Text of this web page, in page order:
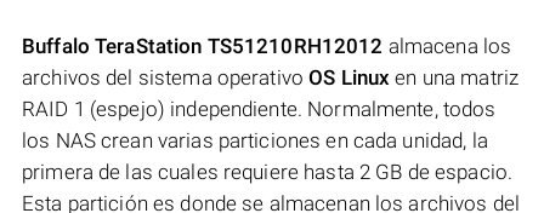
Buffalo TeraStation TS51210RH12012 almacena los
archivos del sistema operativoOS Linux en una matriz
RAID 1 (espejo) independiente. Normalmente, todos
los NAS crean varias particiones en cada unidad, la
primera de las cuales requiere hasta 2 GB de espacio.
Esta partición es donde se almacenan los archivos del